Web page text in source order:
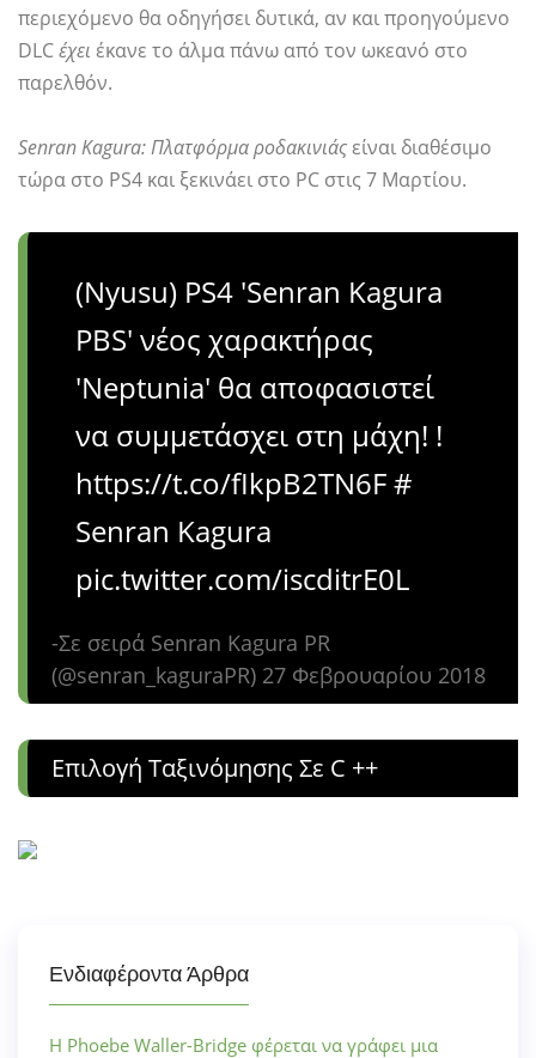
περιεχόμενο θα οδηγήσει δυτικά, αν και προηγούμενο
DLCέχει έκανε το άλμα πάνω από τον ωκεανό στο
παρελθόν.
Senran Kagura: Πλατφόρμα ροδακινιάςείναι διαθέσιμο
τώρα στο PS4 και ξεκινάει στο PC στις 7 Μαρτίου.
(Nyusu) PS4 'Senran Kagura
PBS' νέος χαρακτήρας
'Neptunia' θα αποφασιστεί
να συμμετάσχει στη μάχη! !
https://t.co/fIkpB2TN6F #
Senran Kagura
pic.twitter.com/iscditrE0L
-Σε σειρά Senran Kagura PR
(@senran_kaguraPR) 27 Φεβρουαρίου 2018
Επιλογή Ταξινόμησης Σε C ++
Ενδιαφέροντα Άρθρα
Η Phoebe Waller-Bridge φέρεται να γράφει μια